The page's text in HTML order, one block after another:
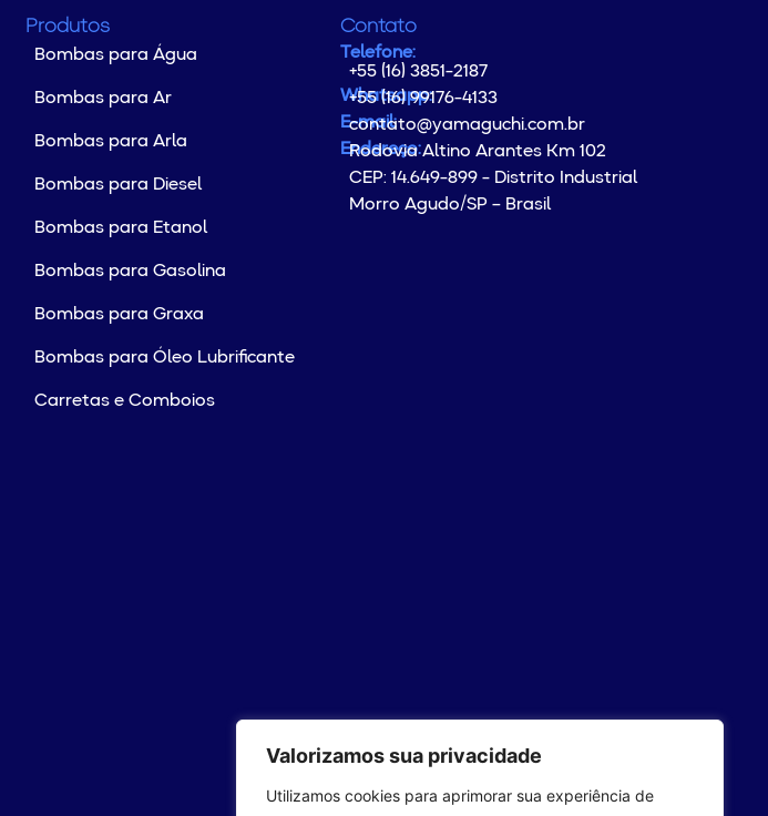
Valorizamos sua privacidade
Utilizamos cookies para aprimorar sua experiência de
Produtos
Bombas para Água
Bombas para Ar
Bombas para Arla
Bombas para Diesel
Bombas para Etanol
Bombas para Gasolina
Bombas para Graxa
Bombas para Óleo Lubrificante
Carretas e Comboios
Contato
Telefone:
+55 (16) 3851-2187
Whatsapp:
+55 (16) 99176-4133
E-mail:
contato@yamaguchi.com.br
Endereço:
Rodovia Altino Arantes Km 102
CEP: 14.649-899 - Distrito Industrial
Morro Agudo/SP – Brasil